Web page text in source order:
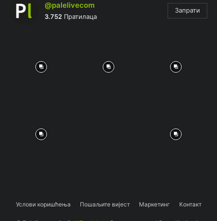
@palelivecom
3.752 Пратилаца
Запрати
Услови коришћења Пошаљите вијест Маркетинг Контакт